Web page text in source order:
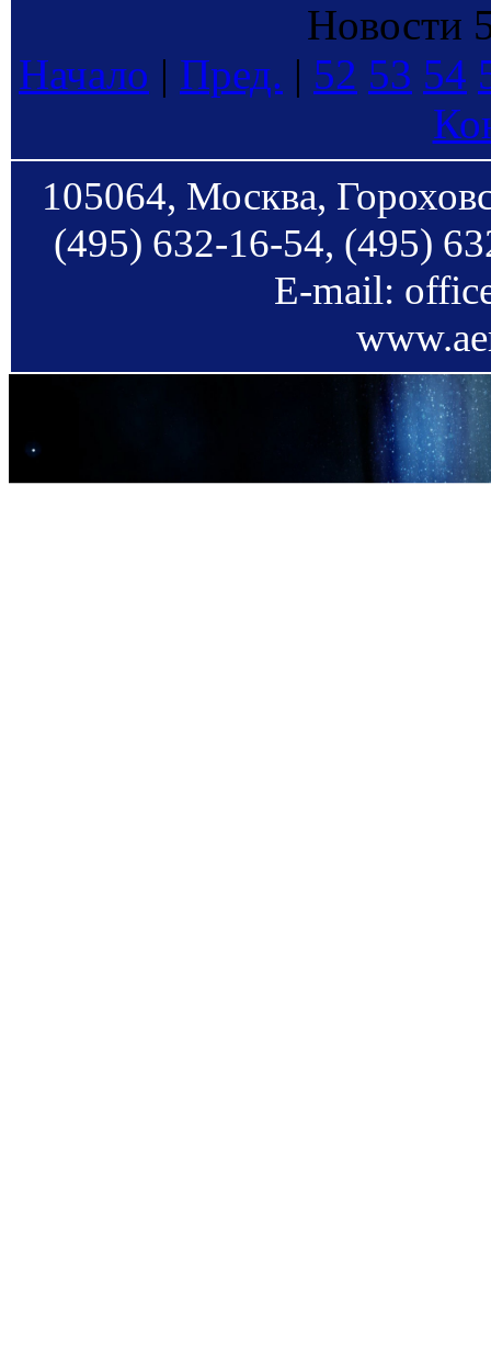
Новости
Начало | Пред. | 52 53 54
105064, Москва,
(495) 632-16-54, (495)
E-mail: